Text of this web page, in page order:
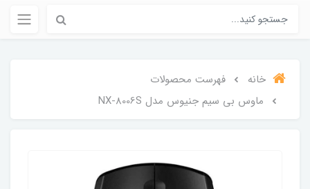
خانه
فهرست محصولات
ماوس بی سیم جنیوس مدل NX-8006S